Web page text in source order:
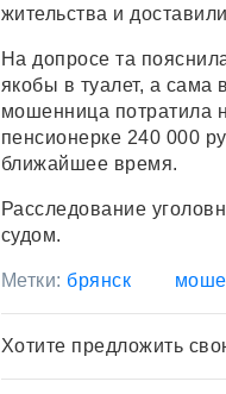
жительства и
На допросе та
якобы в туалет, а
мошенница потратила
пенсионерке 240 000
ближайшее время.
Расследование
судом.
Метки: брянск
Хотите предложить